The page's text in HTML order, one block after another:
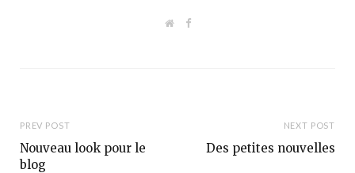
W
F
PREV POST
Nouveau look pour le
blog
NEXT POST
Des petites nouvelles